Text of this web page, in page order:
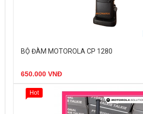
BỘ ĐÀM MOTOROLA CP 1280
650.000 VNĐ
Hot